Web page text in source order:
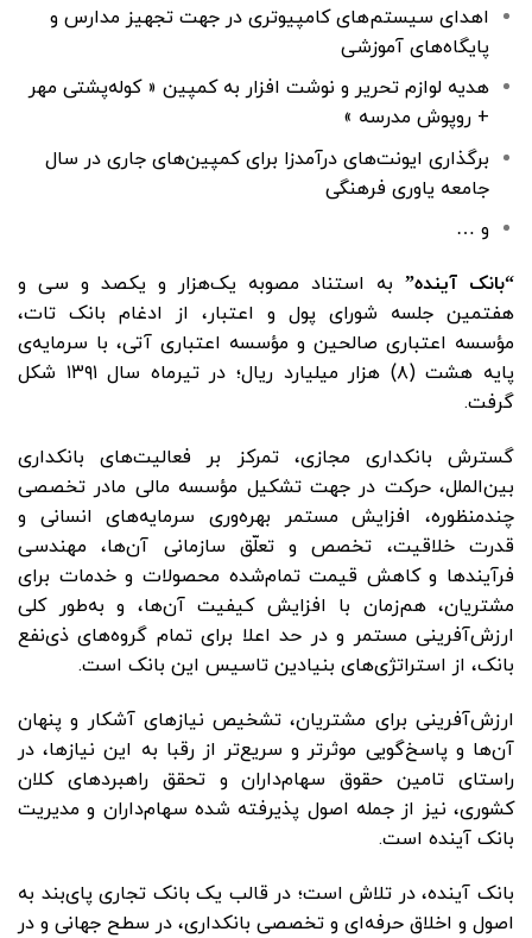
اهدای سیستم‌های کامپیوتری در جهت تجهیز مدارس و
پایگاه‌های آموزشی
هدیه لوازم تحریر و نوشت افزار به کمپین « کوله‌پشتی مهر
+ روپوش مدرسه »
برگذاری ایونت‌های درآمدزا برای کمپین‌های جاری در سال
جامعه یاوری فرهنگی
و …
“بانک آینده” به استناد مصوبه یک‌هزار و یکصد و سی و
هفتمین جلسه شورای پول و اعتبار، از ادغام بانک تات،
‌مؤسسه اعتباری صالحین و ‌مؤسسه اعتباری آتی، با سرمايه‌ی
پايه هشت (۸) هزار میلیارد ریال؛ در تیرماه سال ۱۳۹۱ شکل
گرفت.
گسترش بانکداری مجازی، تمرکز بر فعالیت‌های بانکداری
بین‌الملل، حرکت در جهت تشکیل مؤسسه مالی مادر تخصصی
چند‌منظوره، افزایش مستمر بهره‌وری سرمایه‌های انسانی و
قدرت خلاقیت، تخصص و تعلّق سازمانی آن‌ها، مهندسی
فرآیندها و کاهش قیمت تمام‌شده محصولات و خدمات برای
مشتریان، هم‌زمان با افزایش کیفیت آن‌ها، و به‌طور کلی
ارزش‌آفرینی مستمر و در حد اعلا برای تمام گروه‌های ذی‌نفع
بانک، از استراتژی‌های بنیادین تاسیس این بانک است.
ارزش‌آفرینی برای مشتریان، تشخیص نیازهای آشکار و پنهان
آن‌ها و پاسخ‌گویی موثر‌تر و سریع‌تر از رقبا به این نیازها، در
راستای تامین حقوق سهام‌داران و تحقق راهبردهای کلان
کشوری، نیز از جمله اصول پذیرفته شده سهام‌داران و مدیریت
بانک آینده است.
بانک آینده، در تلاش است؛ در قالب یک بانک تجاری پای‌بند به
اصول و اخلاق حرفه‌ای و تخصصی بانکداری، در سطح جهانی و در